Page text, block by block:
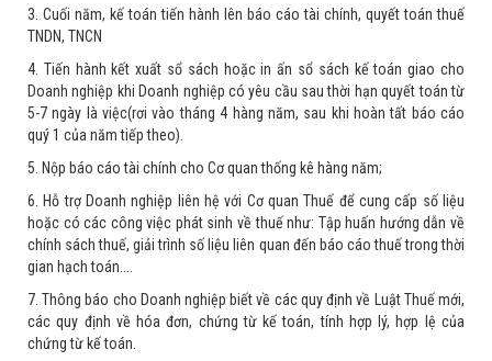
3. Cuối năm, kế toán tiến hành lên báo cáo tài chính, quyết toán thuế
TNDN, TNCN
4. Tiến hành kết xuất sổ sách hoặc in ấn sổ sách kế toán giao cho
Doanh nghiệp khi Doanh nghiệp có yêu cầu sau thời hạn quyết toán từ
5-7 ngày là việc(rơi vào tháng 4 hàng năm, sau khi hoàn tất báo cáo
quý 1 của năm tiếp theo).
5. Nộp báo cáo tài chính cho Cơ quan thống kê hàng năm;
6. Hỗ trợ Doanh nghiệp liên hệ với Cơ quan Thuế để cung cấp số liệu
hoặc có các công việc phát sinh về thuế như: Tập huấn hướng dẫn về
chính sách thuế, giải trình số liệu liên quan đến báo cáo thuế trong thời
gian hạch toán....
7. Thông báo cho Doanh nghiệp biết về các quy định về Luật Thuế mới,
các quy định về hóa đơn, chứng từ kế toán, tính hợp lý, hợp lệ của
chứng từ kế toán.